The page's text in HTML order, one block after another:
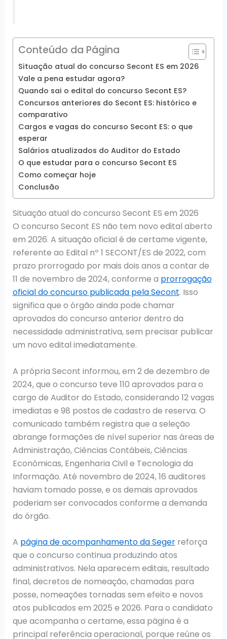
Conteúdo da Página
Situação atual do concurso Secont ES em 2026
Vale a pena estudar agora?
Quando sai o edital do concurso Secont ES?
Concursos anteriores do Secont ES: histórico e
comparativo
Cargos e vagas do concurso Secont ES: o que
esperar
Salários atualizados do Auditor do Estado
O que estudar para o concurso Secont ES
Como começar hoje
Conclusão
Situação atual do concurso Secont ES em 2026
O concurso Secont ES não tem novo edital aberto
em 2026. A situação oficial é de certame vigente,
referente ao Edital nº 1 SECONT/ES de 2022, com
prazo prorrogado por mais dois anos a contar de
11 de novembro de 2024, conforme a prorrogação
oficial do concurso publicada pela Secont. Isso
significa que o órgão ainda pode chamar
aprovados do concurso anterior dentro da
necessidade administrativa, sem precisar publicar
um novo edital imediatamente.
A própria Secont informou, em 2 de dezembro de
2024, que o concurso teve 110 aprovados para o
cargo de Auditor do Estado, considerando 12 vagas
imediatas e 98 postos de cadastro de reserva. O
comunicado também registra que a seleção
abrange formações de nível superior nas áreas de
Administração, Ciências Contábeis, Ciências
Econômicas, Engenharia Civil e Tecnologia da
Informação. Até novembro de 2024, 16 auditores
haviam tomado posse, e os demais aprovados
poderiam ser convocados conforme a demanda
do órgão.
A página de acompanhamento da Segerreforça
que o concurso continua produzindo atos
administrativos. Nela aparecem editais, resultado
final, decretos de nomeação, chamadas para
posse, nomeações tornadas sem efeito e novos
atos publicados em 2025 e 2026. Para o candidato
que acompanha o certame, essa página é a
principal referência operacional, porque reúne os